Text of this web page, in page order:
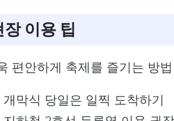
장 이용 팁
편안하게 축제를 즐기는 방법
개막식 당일은 일찍 도착하기